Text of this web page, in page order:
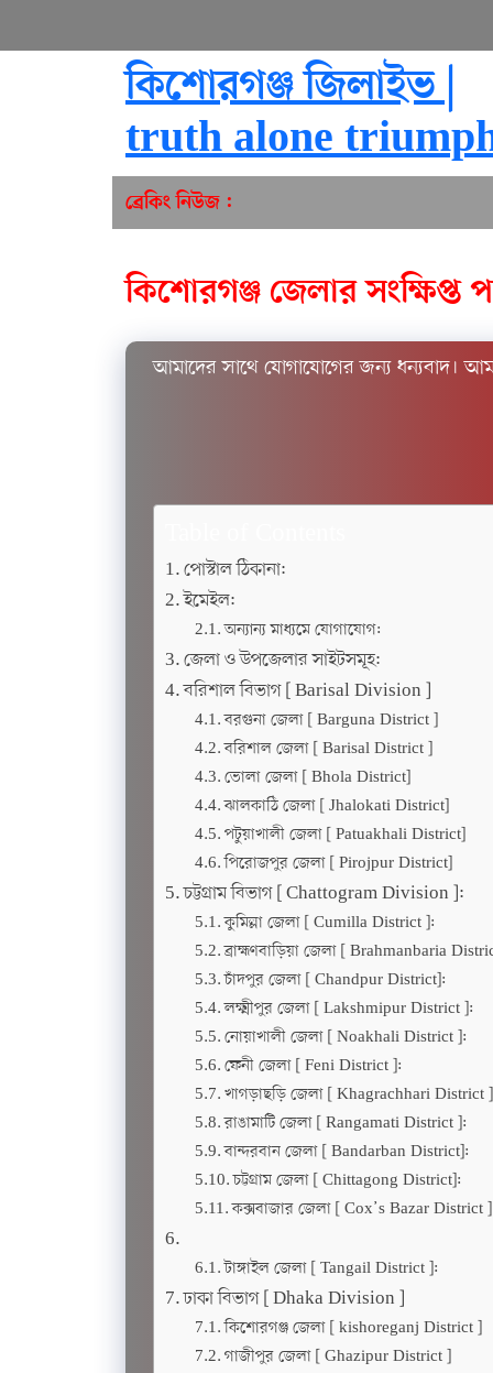
কিশোরগঞ্জ জিলাইভ |
truth alone
ব্রেকিং নিউজ :
কিশোরগঞ্জ জেলার সংক্ষিপ্ত
আমাদের সাথে যোগাযোগের জন্য ধন্যবাদ।
পোস্টাল ঠিকানা:
ইমেইল:
অন্যান্য মাধ্যমে যোগাযোগ:
জেলা ও উপজেলার সাইটসমূহ:
বরিশাল বিভাগ [ Barisal Division ]
বরগুনা জেলা [ Barguna District ]
বরিশাল জেলা [ Barisal District ]
ভোলা জেলা [ Bhola District]
ঝালকাঠি জেলা [ Jhalokati District]
পটুয়াখালী জেলা [ Patuakhali District]
পিরোজপুর জেলা [ Pirojpur District]
চট্টগ্রাম বিভাগ [ Chattogram Division ]:
কুমিল্লা জেলা [ Cumilla District ]:
ব্রাহ্মণবাড়িয়া জেলা [ Brahmanbaria
চাঁদপুর জেলা [ Chandpur District]:
লক্ষ্মীপুর জেলা [ Lakshmipur District ]:
নোয়াখালী জেলা [ Noakhali District ]:
ফেনী জেলা [ Feni District ]:
খাগড়াছড়ি জেলা [ Khagrachhari District
রাঙামাটি জেলা [ Rangamati District ]:
বান্দরবান জেলা [ Bandarban District]:
চট্টগ্রাম জেলা [ Chittagong District]:
কক্সবাজার জেলা [ Cox’s Bazar District
টাঙ্গাইল জেলা [ Tangail District ]:
ঢাকা বিভাগ [ Dhaka Division ]
কিশোরগঞ্জ জেলা [ kishoreganj District ]
গাজীপুর জেলা [ Ghazipur District ]